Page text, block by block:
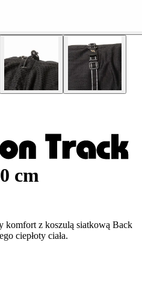
cm
komfort z koszulą siatkową Back
ciepłoty ciała.